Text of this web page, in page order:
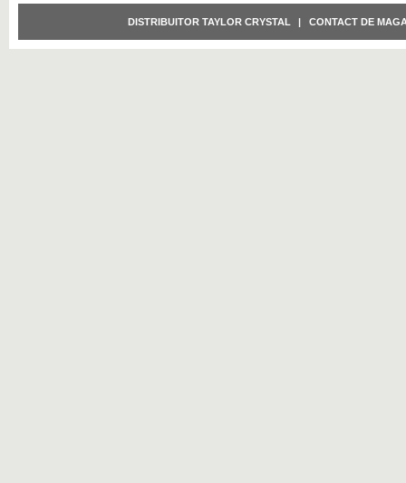
DISTRIBUITOR TAYLOR CRYSTAL | CONTACT DE